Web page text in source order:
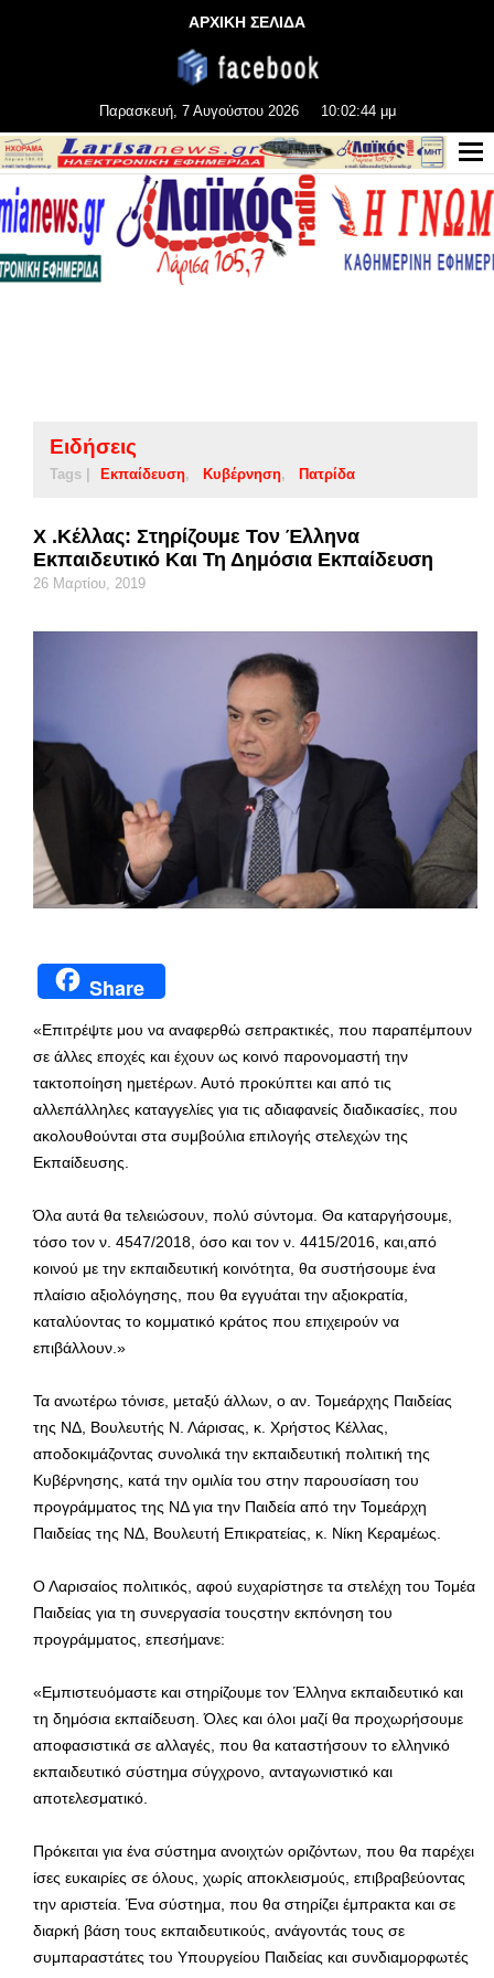
ΑΡΧΙΚΗ ΣΕΛΙΔΑ
Παρασκευή, 7 Αυγούστου 2026 10:02:44 μμ
Ειδήσεις
Tags | Εκπαίδευση Κυβέρνηση Πατρίδα
Χ .Κέλλας: Στηρίζουμε Τον Έλληνα
Εκπαιδευτικό Και Τη Δημόσια Εκπαίδευση
26 Μαρτίου, 2019
Share
«Επιτρέψτε μου να αναφερθώ σεπρακτικές, που παραπέμπουν
σε άλλες εποχές και έχουν ως κοινό παρονομαστή την
τακτοποίηση ημετέρων. Αυτό προκύπτει και από τις
αλλεπάλληλες καταγγελίες για τις αδιαφανείς διαδικασίες, που
ακολουθούνται στα συμβούλια επιλογής στελεχών της
Εκπαίδευσης.
Όλα αυτά θα τελειώσουν, πολύ σύντομα. Θα καταργήσουμε,
τόσο τον ν. 4547/2018, όσο και τον ν. 4415/2016, και,από
κοινού με την εκπαιδευτική κοινότητα, θα συστήσουμε ένα
πλαίσιο αξιολόγησης, που θα εγγυάται την αξιοκρατία,
καταλύοντας το κομματικό κράτος που επιχειρούν να
επιβάλλουν.»
Τα ανωτέρω τόνισε, μεταξύ άλλων, ο αν. Τομεάρχης Παιδείας
της ΝΔ, Βουλευτής Ν. Λάρισας, κ. Χρήστος Κέλλας,
αποδοκιμάζοντας συνολικά την εκπαιδευτική πολιτική της
Κυβέρνησης, κατά την ομιλία του στην παρουσίαση του
προγράμματος της ΝΔ για την Παιδεία από την Τομεάρχη
Παιδείας της ΝΔ, Βουλευτή Επικρατείας, κ. Νίκη Κεραμέως.
Ο Λαρισαίος πολιτικός, αφού ευχαρίστησε τα στελέχη του Τομέα
Παιδείας για τη συνεργασία τουςστην εκπόνηση του
προγράμματος, επεσήμανε:
«Εμπιστευόμαστε και στηρίζουμε τον Έλληνα εκπαιδευτικό και
τη δημόσια εκπαίδευση. Όλες και όλοι μαζί θα προχωρήσουμε
αποφασιστικά σε αλλαγές, που θα καταστήσουν το ελληνικό
εκπαιδευτικό σύστημα σύγχρονο, ανταγωνιστικό και
αποτελεσματικό.
Πρόκειται για ένα σύστημα ανοιχτών οριζόντων, που θα παρέχει
ίσες ευκαιρίες σε όλους, χωρίς αποκλεισμούς, επιβραβεύοντας
την αριστεία. Ένα σύστημα, που θα στηρίζει έμπρακτα και σε
διαρκή βάση τους εκπαιδευτικούς, ανάγοντάς τους σε
συμπαραστάτες του Υπουργείου Παιδείας και συνδιαμορφωτές